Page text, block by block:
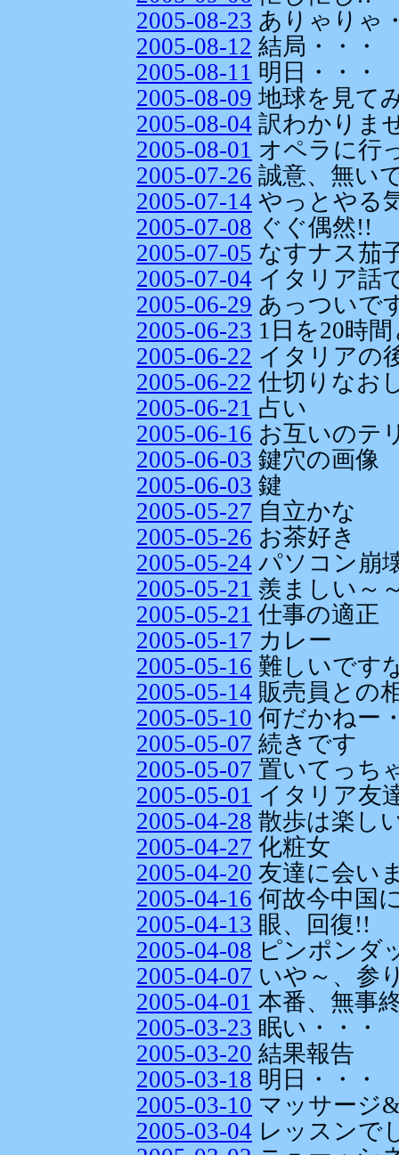
2005-08-23 ありゃりゃ
2005-08-12 結局・・・
2005-08-11 明日・・・
2005-08-09 地球を見て
2005-08-04 訳わかりま
2005-08-01 オペラに行
2005-07-26 誠意、無い
2005-07-14 やっとやる
2005-07-08 ぐぐ偶然!!
2005-07-05 なすナス茄
2005-07-04 イタリア話
2005-06-29 あっついで
2005-06-23 1日を20時
2005-06-22 イタリアの
2005-06-22 仕切りなお
2005-06-21 占い
2005-06-16 お互いのテ
2005-06-03 鍵穴の画像
2005-06-03 鍵
2005-05-27 自立かな
2005-05-26 お茶好き
2005-05-24 パソコン崩
2005-05-21 羨ましい～
2005-05-21 仕事の適正
2005-05-17 カレー
2005-05-16 難しいです
2005-05-14 販売員との
2005-05-10 何だかねー
2005-05-07 続きです
2005-05-07 置いてっち
2005-05-01 イタリア友
2005-04-28 散歩は楽し
2005-04-27 化粧女
2005-04-20 友達に会い
2005-04-16 何故今中国
2005-04-13 眼、回復!!
2005-04-08 ピンポンダ
2005-04-07 いや～、参
2005-04-01 本番、無事
2005-03-23 眠い・・・
2005-03-20 結果報告
2005-03-18 明日・・・
2005-03-10 マッサージ
2005-03-04 レッスンで